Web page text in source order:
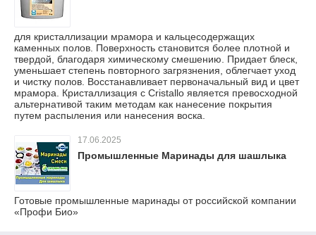
для кристаллизации мрамора и кальцесодержащих
каменных полов. Поверхность становится более плотной и
твердой, благодаря химическому смешению. Придает блеск,
уменьшает степень повторного загрязнения, облегчает уход
и чистку полов. Восстанавливает первоначальный вид и цвет
мрамора. Кристаллизация с Сristallo является превосходной
альтернативой таким методам как нанесение покрытия
путем распыления или нанесения воска.
17.06.2025
Промышленные Маринады для шашлыка
Готовые промышленные маринады от российской компании
«Профи Био»